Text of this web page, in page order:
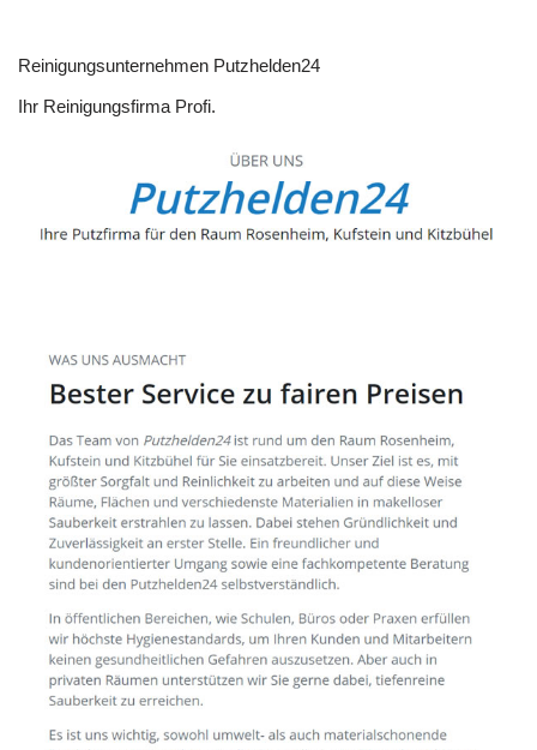
Reinigungsunternehmen Putzhelden24
Ihr Reinigungsfirma Profi.